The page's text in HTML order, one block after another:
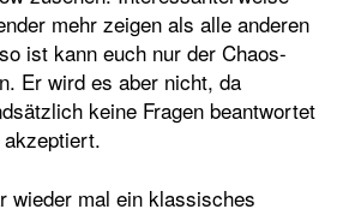
mehr zeigen als alle anderen
ist kann euch nur der Chaos-
Er wird es aber nicht, da
keine Fragen beantwortet
wieder mal ein klassisches